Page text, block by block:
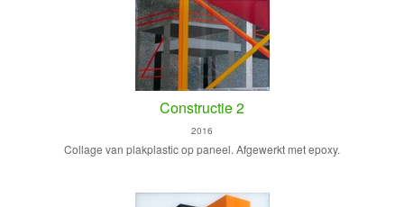
Constructie 2
2016
Collage van plakplastic op paneel. Afgewerkt met epoxy.